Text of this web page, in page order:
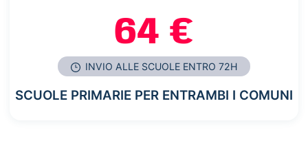
64 €
INVIO ALLE SCUOLE ENTRO 72H
SCUOLE PRIMARIE PER ENTRAMBI I COMUNI